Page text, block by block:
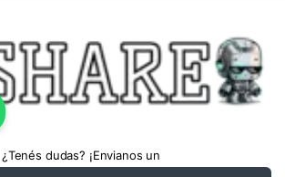
¿Tenés dudas? ¡Envianos un
whatsapp!